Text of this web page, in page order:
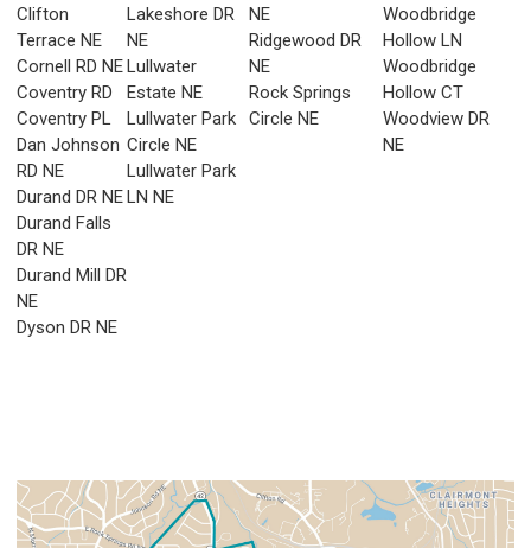
Clifton
Terrace NE
Cornell RD NE
Coventry RD
Coventry PL
Dan Johnson
RD NE
Durand DR NE
Durand Falls
DR NE
Durand Mill DR
NE
Dyson DR NE
Lakeshore DR
NE
Lullwater
Estate NE
Lullwater Park
Circle NE
Lullwater Park
LN NE
NE
Ridgewood DR
NE
Rock Springs
Circle NE
Woodbridge
Hollow LN
Woodbridge
Hollow CT
Woodview DR
NE